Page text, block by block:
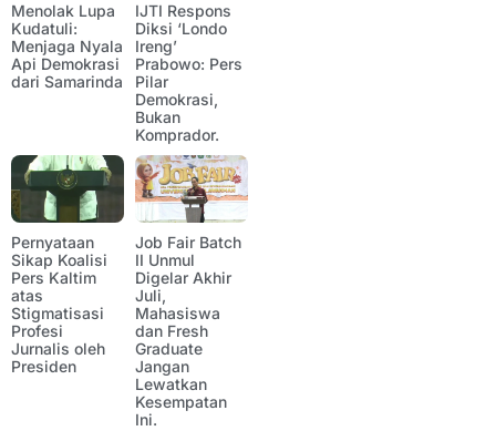
Menolak Lupa
Kudatuli:
Menjaga Nyala
Api Demokrasi
dari Samarinda
IJTI Respons
Diksi ‘Londo
Ireng’
Prabowo: Pers
Pilar
Demokrasi,
Bukan
Komprador.
Pernyataan
Sikap Koalisi
Pers Kaltim
atas
Stigmatisasi
Profesi
Jurnalis oleh
Presiden
Job Fair Batch
II Unmul
Digelar Akhir
Juli,
Mahasiswa
dan Fresh
Graduate
Jangan
Lewatkan
Kesempatan
Ini.